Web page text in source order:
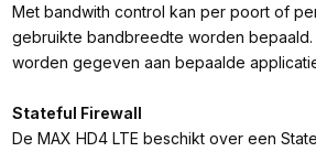
Met bandwith control kan per poort of
gebruikte bandbreedte worden
worden gegeven aan bepaalde
Stateful Firewall
De MAX HD4 LTE beschikt over een